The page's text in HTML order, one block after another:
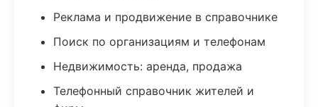
Реклама и продвижение в справочнике
Поиск по организациям и телефонам
Недвижимость: аренда, продажа
Телефонный справочник жителей и